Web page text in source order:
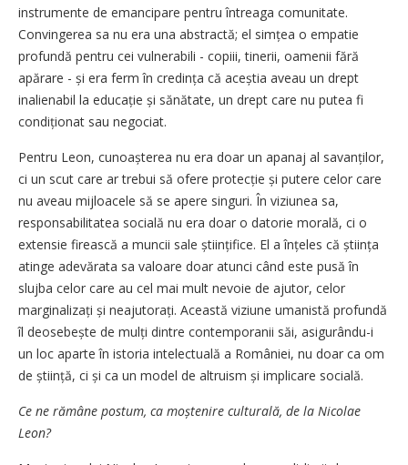
instrumente de emancipare pentru întreaga comunitate.
Convingerea sa nu era una abstractă; el simțea o empatie
profundă pentru cei vulnerabili - copiii, tinerii, oamenii fără
apărare - și era ferm în credința că aceștia aveau un drept
inalienabil la educație și sănătate, un drept care nu putea fi
condiționat sau negociat.
Pentru Leon, cunoașterea nu era doar un apanaj al savanților,
ci un scut care ar trebui să ofere protecție și putere celor care
nu aveau mijloacele să se apere singuri. În viziunea sa,
responsabilitatea socială nu era doar o datorie morală, ci o
extensie firească a muncii sale științifice. El a înțeles că știința
atinge adevărata sa valoare doar atunci când este pusă în
slujba celor care au cel mai mult nevoie de ajutor, celor
marginalizați și neaju­torați. Această viziune umanistă profundă
îl deosebește de mulți dintre contemporanii săi, asigurându-i
un loc aparte în istoria intelectuală a României, nu doar ca om
de știință, ci și ca un model de altruism și implicare socială.
Ce ne rămâne postum, ca moștenire culturală, de la Nicolae
Leon?